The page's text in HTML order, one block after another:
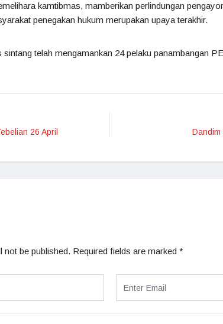
kamtibmas, mamberikan perlindungan
penegakan hukum merupakan upaya terakhir.
sintang telah mengamankan 24 pelaku panambangan
26 April
Dandim
not be published. Required fields are marked *